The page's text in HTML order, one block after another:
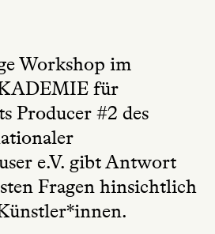
Workshop im
für
Producer #2 des
e.V. gibt Antwort
Fragen hinsichtlich